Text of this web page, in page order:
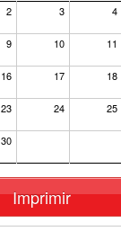
2 3 4
9 10 11
16 17 18
23 24 25
30
Imprimir